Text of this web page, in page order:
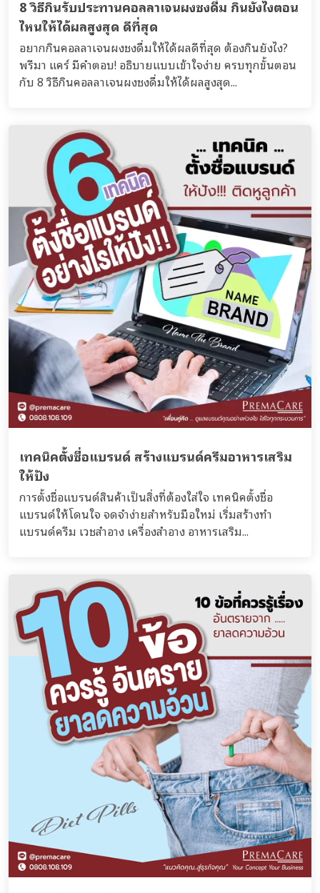
8 วิธีกินรับประทานคอลลาเจนผงชงดื่ม กินยังไงตอน
ไหนให้ได้ผลสูงสุด ดีที่สุด
อยากกินคอลลาเจนผงชงดื่มให้ได้ผลดีที่สุด ต้องกินยังไง?
พรีมา แคร์ มีคำตอบ! อธิบายแบบเข้าใจง่าย ครบทุกขั้นตอน
กับ 8 วิธีกินคอลลาเจนผงชงดื่มให้ได้ผลสูงสุด...
เทคนิคตั้งชื่อแบรนด์ สร้างแบรนด์ครีมอาหารเสริม
ให้ปัง
การตั้งชื่อแบรนด์สินค้าเป็นสิ่งที่ต้องใส่ใจ เทคนิคตั้งชื่อ
แบรนด์ให้โดนใจ จดจำง่ายสำหรับมือใหม่ เริ่มสร้างทำ
แบรนด์ครีม เวชสำอาง เครื่องสำอาง อาหารเสริม...